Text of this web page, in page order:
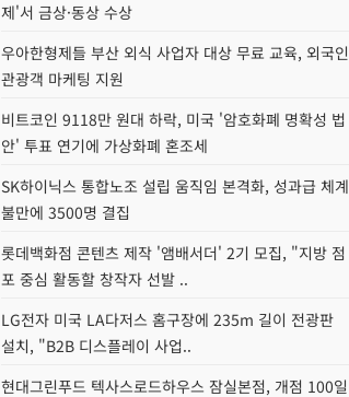
제'서 금상·동상 수상
우아한형제들 부산 외식 사업자 대상 무료 교육, 외국인
관광객 마케팅 지원
비트코인 9118만 원대 하락, 미국 '암호화폐 명확성 법
안' 투표 연기에 가상화폐 혼조세
SK하이닉스 통합노조 설립 움직임 본격화, 성과급 체계
불만에 3500명 결집
롯데백화점 콘텐츠 제작 '앰배서더' 2기 모집, "지방 점
포 중심 활동할 창작자 선발 ..
LG전자 미국 LA다저스 홈구장에 235m 길이 전광판
설치, "B2B 디스플레이 사업..
현대그린푸드 텍사스로드하우스 잠실본점, 개점 100일